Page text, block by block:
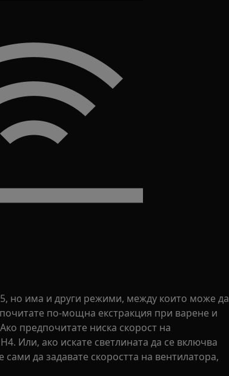
но има и други режими, между които може да
по-мощна екстракция при варене и
предпочитате ниска скорост на
Или, ако искате светлината да се включва
да задавате скоростта на вентилатора,